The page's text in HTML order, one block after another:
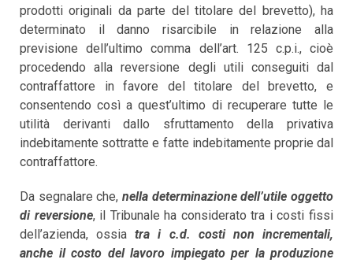
prodotti originali da parte del titolare del brevetto), ha
determinato il danno risarcibile in relazione alla
previsione dell’ultimo comma dell’art. 125 c.p.i., cioè
procedendo alla reversione degli utili conseguiti dal
contraffattore in favore del titolare del brevetto, e
consentendo così a quest’ultimo di recuperare tutte le
utilità derivanti dallo sfruttamento della privativa
indebitamente sottratte e fatte indebitamente proprie dal
contraffattore.
Da segnalare che, nella determinazione dell’utile oggetto
di reversione, il Tribunale ha considerato tra i costi fissi
dell’azienda, ossiatra i c.d. costi non incrementali,
anche il costo del lavoro impiegato per la produzione